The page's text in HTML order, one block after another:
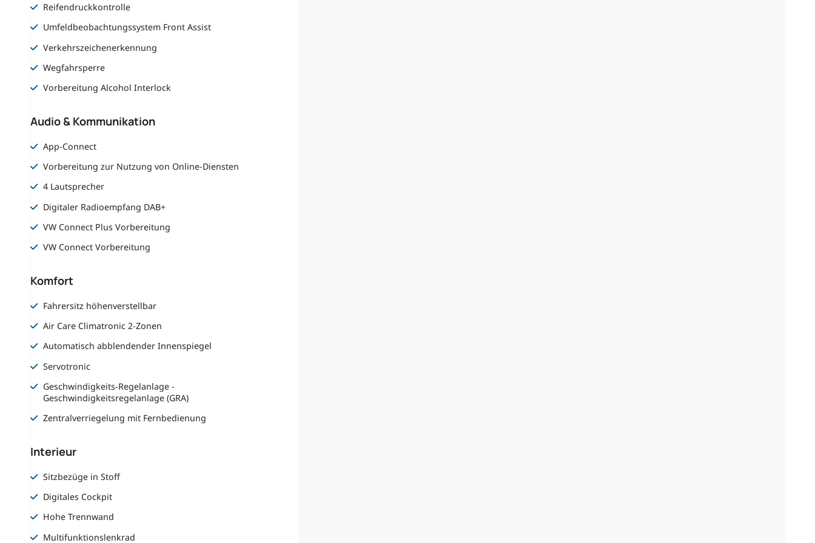
Reifendruckkontrolle
Umfeldbeobachtungssystem Front Assist
Verkehrszeichenerkennung
Wegfahrsperre
Vorbereitung Alcohol Interlock
Audio & Kommunikation
App-Connect
Vorbereitung zur Nutzung von Online-Diensten
4 Lautsprecher
Digitaler Radioempfang DAB+
VW Connect Plus Vorbereitung
VW Connect Vorbereitung
Komfort
Fahrersitz höhenverstellbar
Air Care Climatronic 2-Zonen
Automatisch abblendender Innenspiegel
Servotronic
Geschwindigkeits-Regelanlage -
Geschwindigkeitsregelanlage (GRA)
Zentralverriegelung mit Fernbedienung
Interieur
Sitzbezüge in Stoff
Digitales Cockpit
Hohe Trennwand
Multifunktionslenkrad